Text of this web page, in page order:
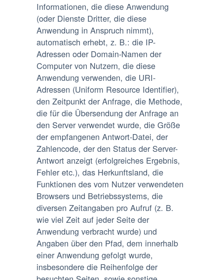
Informationen, die diese Anwendung
(oder Dienste Dritter, die diese
Anwendung in Anspruch nimmt),
automatisch erhebt, z. B.: die IP-
Adressen oder Domain-Namen der
Computer von Nutzern, die diese
Anwendung verwenden, die URI-
Adressen (Uniform Resource Identifier),
den Zeitpunkt der Anfrage, die Methode,
die für die Übersendung der Anfrage an
den Server verwendet wurde, die Größe
der empfangenen Antwort-Datei, der
Zahlencode, der den Status der Server-
Antwort anzeigt (erfolgreiches Ergebnis,
Fehler etc.), das Herkunftsland, die
Funktionen des vom Nutzer verwendeten
Browsers und Betriebssystems, die
diversen Zeitangaben pro Aufruf (z. B.
wie viel Zeit auf jeder Seite der
Anwendung verbracht wurde) und
Angaben über den Pfad, dem innerhalb
einer Anwendung gefolgt wurde,
insbesondere die Reihenfolge der